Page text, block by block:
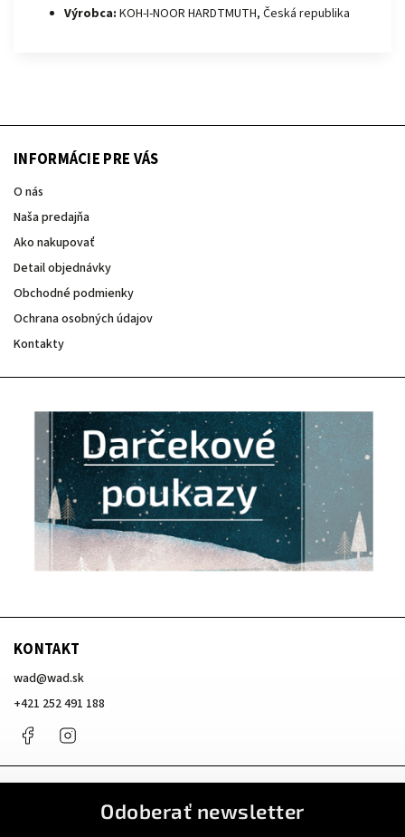
Výrobca: KOH-I-NOOR HARDTMUTH, Česká republika
INFORMÁCIE PRE VÁS
O nás
Naša predajňa
Ako nakupovať
Detail objednávky
Obchodné podmienky
Ochrana osobných údajov
Kontakty
KONTAKT
wad@wad.sk
+421 252 491 188
Facebook
Odoberať newsletter